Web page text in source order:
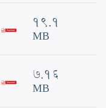
19.1
MB
7.16
MB